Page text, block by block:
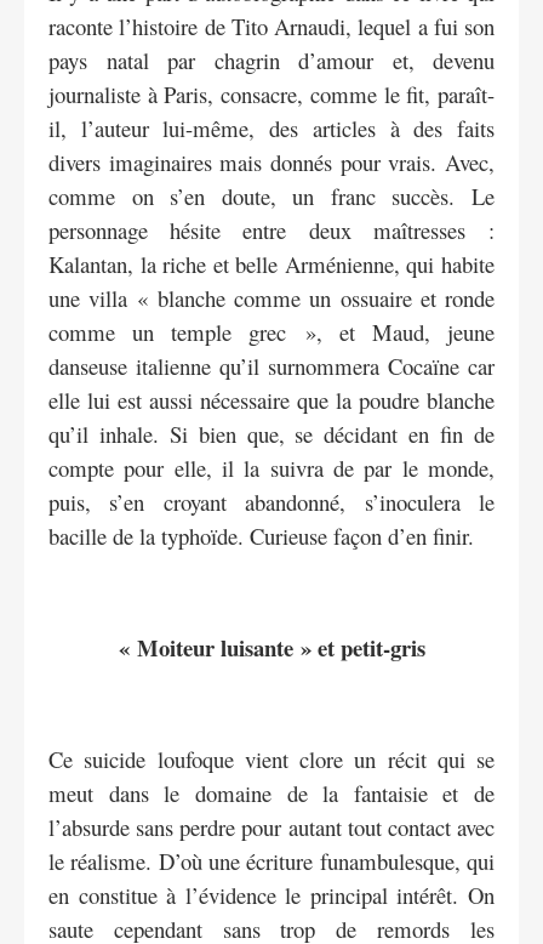
raconte l’histoire de Tito Arnaudi, lequel a fui son
pays natal par chagrin d’amour et, devenu
journaliste à Paris, consacre, comme le fit, paraît-
il, l’auteur lui-même, des articles à des faits
divers imaginaires mais donnés pour vrais. Avec,
comme on s’en doute, un franc succès. Le
personnage hésite entre deux maîtresses :
Kalantan, la riche et belle Arménienne, qui habite
une villa « blanche comme un ossuaire et ronde
comme un temple grec », et Maud, jeune
danseuse italienne qu’il surnommera Cocaïne car
elle lui est aussi nécessaire que la poudre blanche
qu’il inhale. Si bien que, se décidant en fin de
compte pour elle, il la suivra de par le monde,
puis, s’en croyant abandonné, s’inoculera le
bacille de la typhoïde. Curieuse façon d’en finir.
« Moiteur luisante » et petit-gris
Ce suicide loufoque vient clore un récit qui se
meut dans le domaine de la fantaisie et de
l’absurde sans perdre pour autant tout contact avec
le réalisme. D’où une écriture funambulesque, qui
en constitue à l’évidence le principal intérêt. On
saute cependant sans trop de remords les